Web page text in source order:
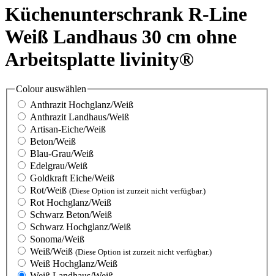
Küchenunterschrank R-Line
Weiß Landhaus 30 cm ohne
Arbeitsplatte livinity®
Colourauswählen
Anthrazit Hochglanz/Weiß
Anthrazit Landhaus/Weiß
Artisan-Eiche/Weiß
Beton/Weiß
Blau-Grau/Weiß
Edelgrau/Weiß
Goldkraft Eiche/Weiß
Rot/Weiß (Diese Option ist zurzeit nicht verfügbar.)
Rot Hochglanz/Weiß
Schwarz Beton/Weiß
Schwarz Hochglanz/Weiß
Sonoma/Weiß
Weiß/Weiß (Diese Option ist zurzeit nicht verfügbar.)
Weiß Hochglanz/Weiß